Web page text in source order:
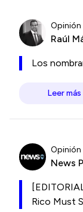
Opinión
Raúl
Los
Leer más
Opinión
News
Rico Must